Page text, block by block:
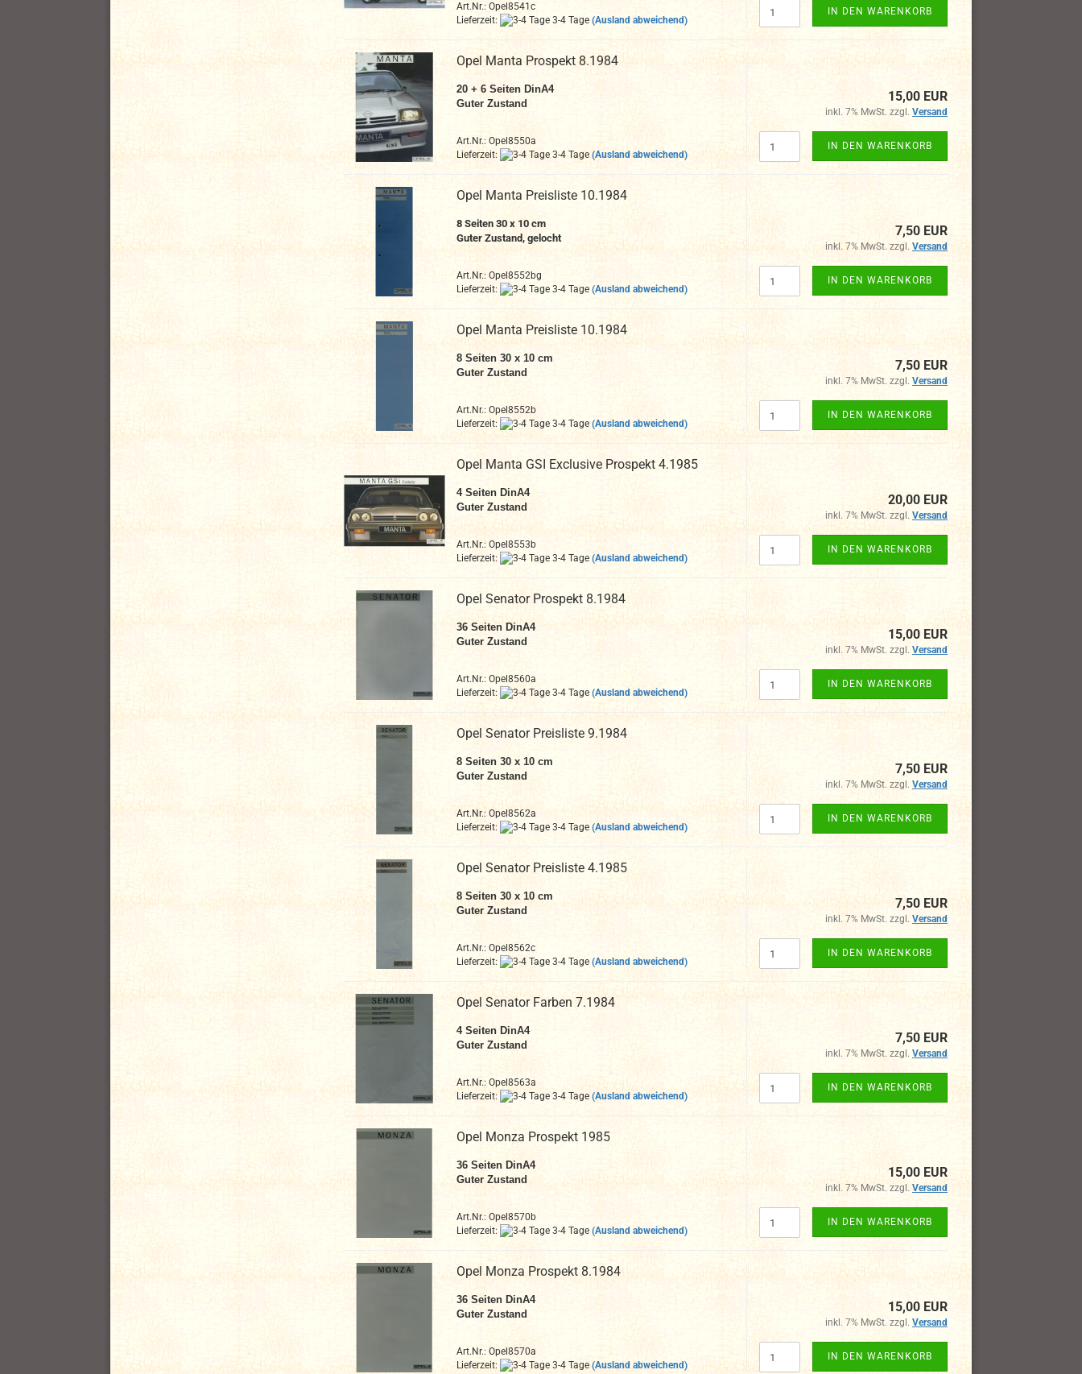
Art.Nr.: Opel8541c
Lieferzeit:
3-4 Tage (Ausland abweichend)
IN DEN WARENKORB
Opel Manta Prospekt 8.1984
20 + 6 Seiten DinA4
Guter Zustand
Art.Nr.: Opel8550a
Lieferzeit:
3-4 Tage (Ausland abweichend)
15,00 EUR
inkl. 7% MwSt. zzgl. Versand
IN DEN WARENKORB
Opel Manta Preisliste 10.1984
8 Seiten 30 x 10 cm
Guter Zustand, gelocht
Art.Nr.: Opel8552bg
Lieferzeit:
3-4 Tage (Ausland abweichend)
7,50 EUR
inkl. 7% MwSt. zzgl. Versand
IN DEN WARENKORB
Opel Manta Preisliste 10.1984
8 Seiten 30 x 10 cm
Guter Zustand
Art.Nr.: Opel8552b
Lieferzeit:
3-4 Tage (Ausland abweichend)
7,50 EUR
inkl. 7% MwSt. zzgl. Versand
IN DEN WARENKORB
Opel Manta GSI Exclusive Prospekt 4.1985
4 Seiten DinA4
Guter Zustand
Art.Nr.: Opel8553b
Lieferzeit:
3-4 Tage (Ausland abweichend)
20,00 EUR
inkl. 7% MwSt. zzgl. Versand
IN DEN WARENKORB
Opel Senator Prospekt 8.1984
36 Seiten DinA4
Guter Zustand
Art.Nr.: Opel8560a
Lieferzeit:
3-4 Tage (Ausland abweichend)
15,00 EUR
inkl. 7% MwSt. zzgl. Versand
IN DEN WARENKORB
Opel Senator Preisliste 9.1984
8 Seiten 30 x 10 cm
Guter Zustand
Art.Nr.: Opel8562a
Lieferzeit:
3-4 Tage (Ausland abweichend)
7,50 EUR
inkl. 7% MwSt. zzgl. Versand
IN DEN WARENKORB
Opel Senator Preisliste 4.1985
8 Seiten 30 x 10 cm
Guter Zustand
Art.Nr.: Opel8562c
Lieferzeit:
3-4 Tage (Ausland abweichend)
7,50 EUR
inkl. 7% MwSt. zzgl. Versand
IN DEN WARENKORB
Opel Senator Farben 7.1984
4Seiten DinA4
Guter Zustand
Art.Nr.: Opel8563a
Lieferzeit:
3-4 Tage (Ausland abweichend)
7,50 EUR
inkl. 7% MwSt. zzgl. Versand
IN DEN WARENKORB
Opel Monza Prospekt 1985
36 Seiten DinA4
Guter Zustand
Art.Nr.: Opel8570b
Lieferzeit:
3-4 Tage (Ausland abweichend)
15,00 EUR
inkl. 7% MwSt. zzgl. Versand
IN DEN WARENKORB
Opel Monza Prospekt 8.1984
36 Seiten DinA4
Guter Zustand
Art.Nr.: Opel8570a
Lieferzeit:
3-4 Tage (Ausland abweichend)
15,00 EUR
inkl. 7% MwSt. zzgl. Versand
IN DEN WARENKORB